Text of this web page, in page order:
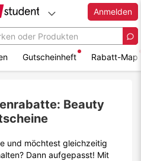
Anmelden
Gutscheinheft Rabatt-Map
Beauty
und möchtest gleichzeitig
Dann aufgepasst! Mit